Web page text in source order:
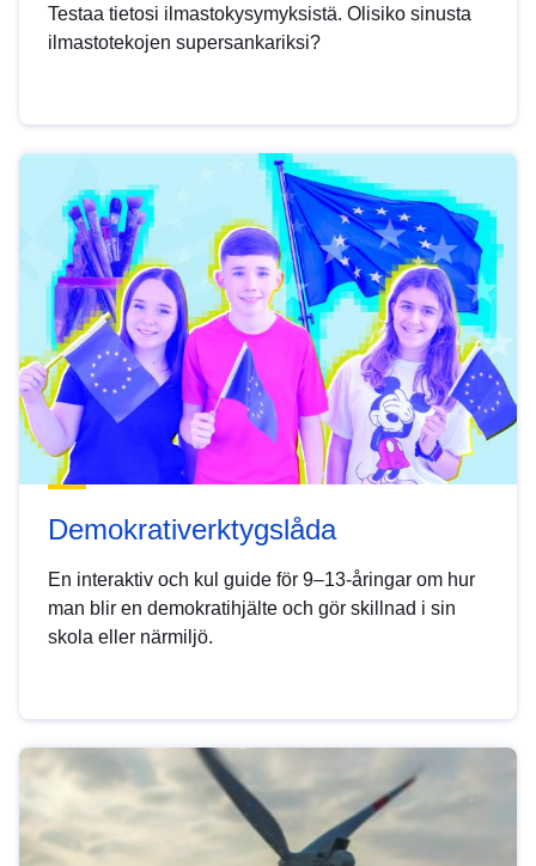
Testaa tietosi ilmastokysymyksistä. Olisiko sinusta
ilmastotekojen supersankariksi?
Demokrativerktygslåda
En interaktiv och kul guide för 9–13-åringar om hur
man blir en demokratihjälte och gör skillnad i sin
skola eller närmiljö.